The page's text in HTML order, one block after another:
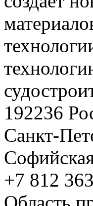
192236
Санкт-
+7 812